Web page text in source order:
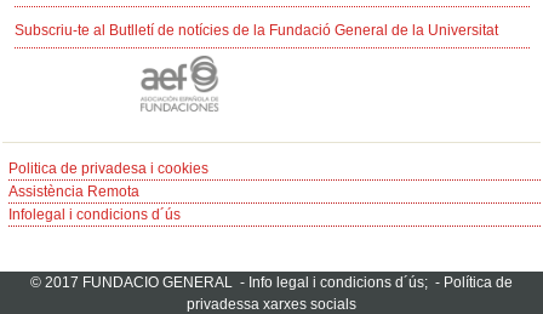
Subscriu-te al Butlletí de notícies de la Fundació General de la Universitat
Politica de privadesa i cookies
Assistència Remota
Infolegal i condicions d´ús
© 2017 FUNDACIO GENERAL - Info legal i condicions d´ús; - Política de
privadessa xarxes socials